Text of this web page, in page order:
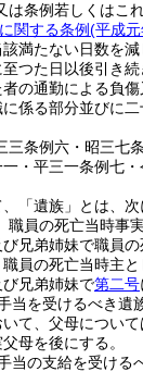
は条例若しくはこ
関する条例(平成
満たない日数を減
つた日以後引き
の通勤による負
に係る部分並びに
三条例六・昭三七
・平三一条例七
「遺族」とは、次
職員の死亡当時事
兄弟姉妹で職員
員の死亡当時主
兄弟姉妹で第二号
当を受けるべき遺
いて、父母につい
母を後にする。
当の支給を受け